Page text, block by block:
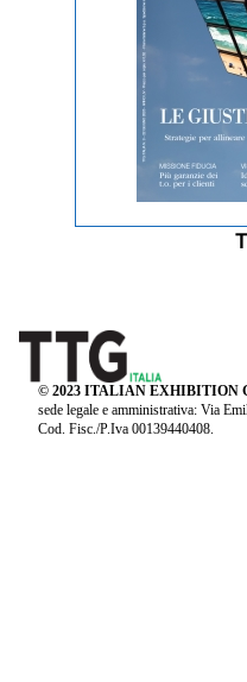
© 2023 ITALIAN EXHIBITION
sede legale e amministrativa: Via
Cod. Fisc./P.Iva 00139440408.